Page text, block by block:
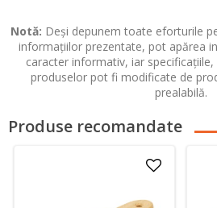
Notă: Deși depunem toate eforturile
informațiilor prezentate, pot apărea
caracter informativ, iar
produselor pot fi modificate de
prealabilă.
Produse recomandate